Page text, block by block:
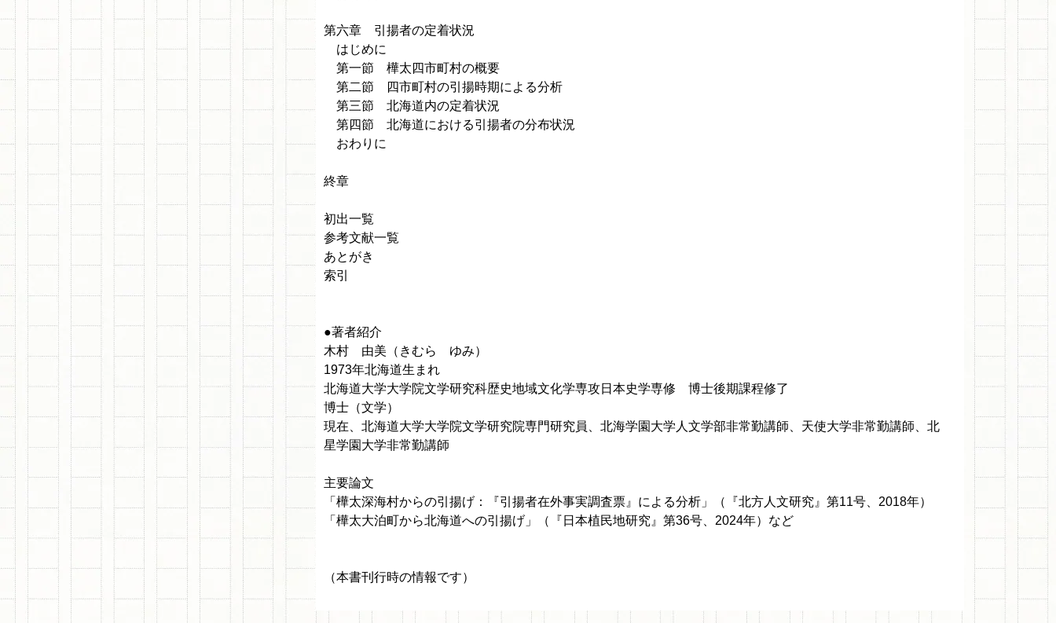
第六章 引揚者の定着状況
はじめに
第一節 樺太四市町村の概要
第二節 四市町村の引揚時期による分析
第三節 北海道内の定着状況
第四節 北海道における引揚者の分布状況
おわりに
終章
初出一覧
参考文献一覧
あとがき
索引
●著者紹介
木村 由美（きむら ゆみ）
1973年北海道生まれ
北海道大学大学院文学研究科歴史地域文化学専攻日本史学専修 博士後期課程修了
博士（文学）
現在、北海道大学大学院文学研究院専門研究員、北海学園大学人文学部非常勤講師、天使大学非常勤講師、北
星学園大学非常勤講師
主要論文
「樺太深海村からの引揚げ：『引揚者在外事実調査票』による分析」（『北方人文研究』第11号、2018年）
「樺太大泊町から北海道への引揚げ」（『日本植民地研究』第36号、2024年）など
（本書刊行時の情報です）